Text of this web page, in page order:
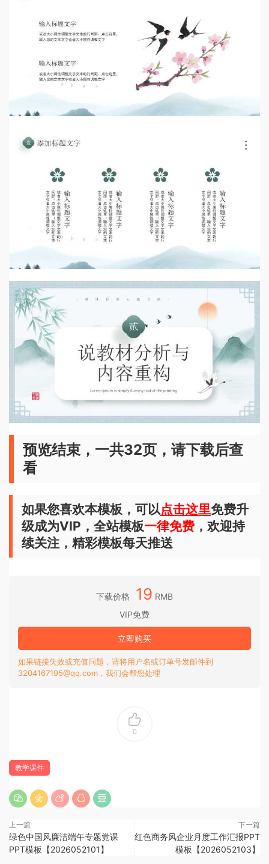
预览结束，一共32页，请下载后查
看
如果您喜欢本模板，可以点击这里免费升
级成为VIP，全站模板一律免费 ，欢迎持
续关注，精彩模板每天推送
下载价格 19 RMB
VIP免费
立即购买
如果链接失效或充值问题，请将用户名或订单号发邮件到
3204167195@qq.com，我们会帮您处理
0
教学课件
上一篇
绿色中国风廉洁端午专题党课
PPT模板【2026052101】
下一篇
红色商务风企业月度工作汇报PPT
模板【2026052103】